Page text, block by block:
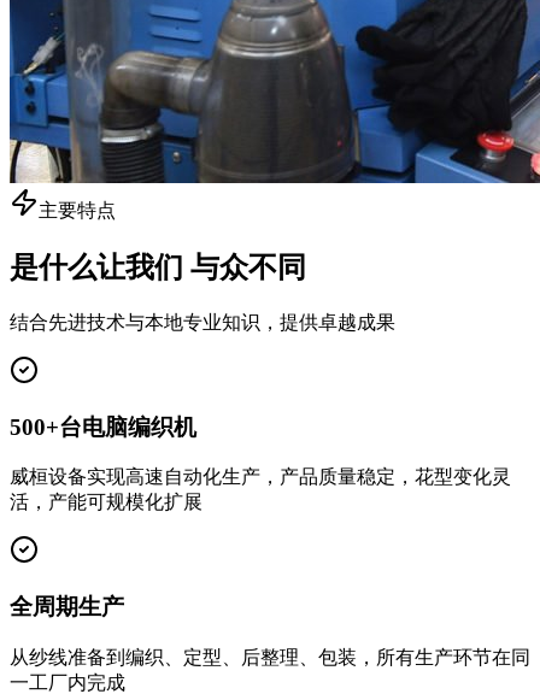
主要特点
是什么让我们 与众不同
结合先进技术与本地专业知识，提供卓越成果
500+台电脑编织机
威桓设备实现高速自动化生产，产品质量稳定，花型变化灵
活，产能可规模化扩展
全周期生产
从纱线准备到编织、定型、后整理、包装，所有生产环节在同
一工厂内完成